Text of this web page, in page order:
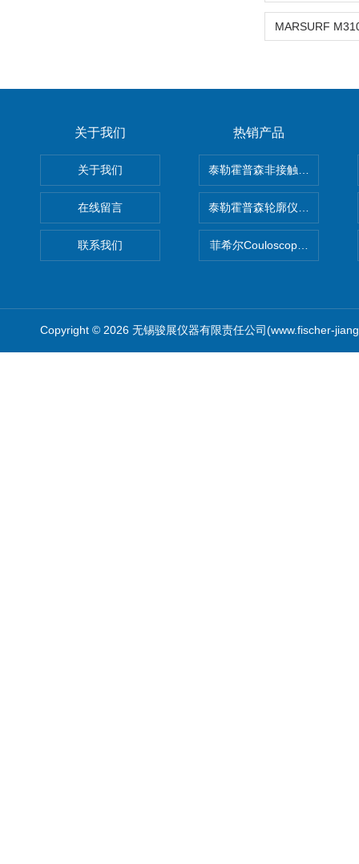
关于我们
关于我们
在线留言
联系我们
热销产品
泰勒霍普森非接触式轮廓仪
泰勒霍普森轮廓仪|TAYLOR
菲希尔Couloscope CMS2电
Copyright © 2026 无锡骏展仪器有限责任公司(www.fischer-